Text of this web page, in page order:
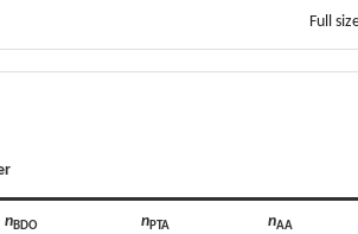
Full
nBDO nPTA nAA